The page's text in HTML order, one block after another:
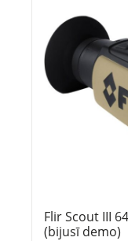
Flir Scout III
(bijusī demo)